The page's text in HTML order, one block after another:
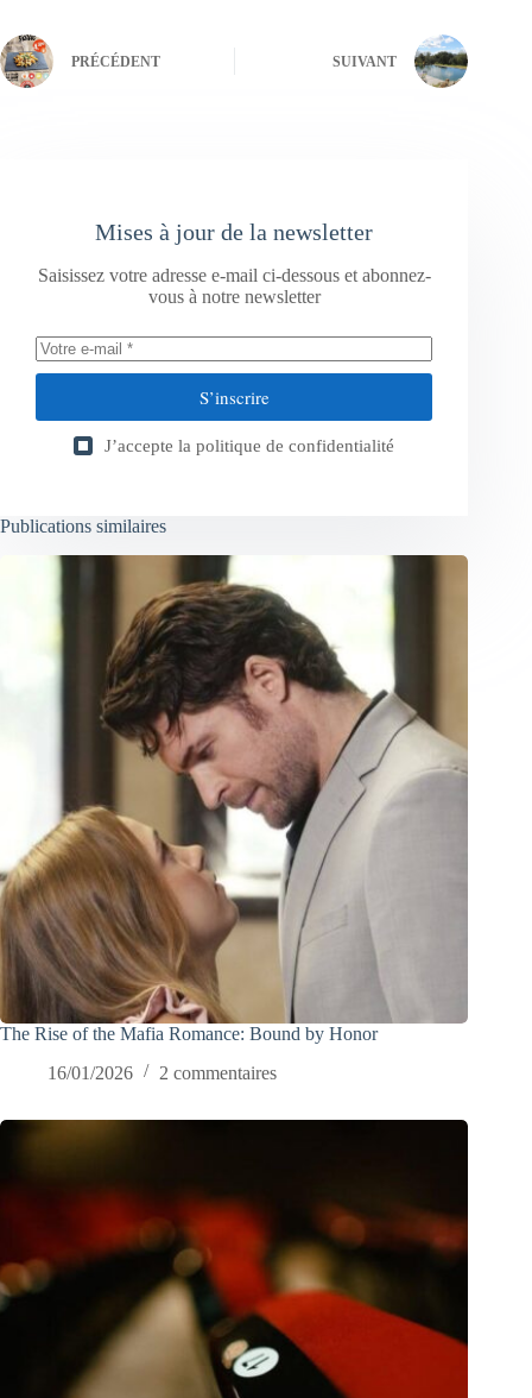
PRÉCÉDENT SUIVANT
Mises à jour de la newsletter
Saisissez votre adresse e-mail ci-dessous et abonnez-
vous à notre newsletter
S’inscrire
J’accepte la politique de confidentialité
Publications similaires
The Rise of the Mafia Romance: Bound by Honor
16/01/2026
2 commentaires